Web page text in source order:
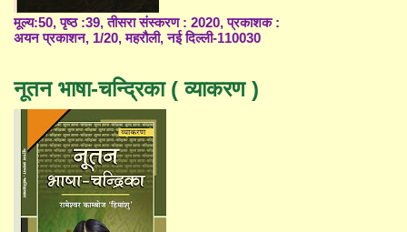
मूल्य:50, पृष्ठ :39, तीसरा संस्करण : 2020, प्रकाशक :
अयन प्रकाशन, 1/20, महरौली, नई दिल्ली-110030
नूतन भाषा-चन्द्रिका ( व्याकरण )